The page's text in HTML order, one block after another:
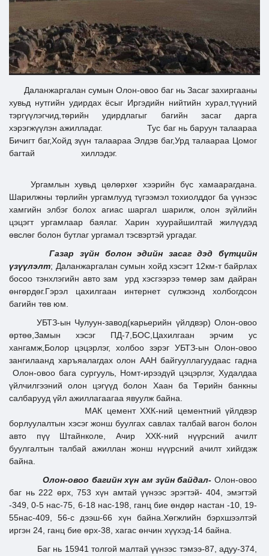
Ил тод байдал
Бодлого төлөвлөлт
Даланжаргалан сумын Олон-овоо баг нь Засаг захиргааны
хувьд нутгийн удирдах ёсыг Иргэдийн нийтийн хурал,түүний
тэргүүлэгчид,төрийн удирдлагыг багийн засаг дарга
хэрэгжүүлэн ажилладаг. Тус баг нь баруун талаараа
Бичигт баг,Хойд зүүн талаараа Элдэв баг,Урд талаараа Цомог
багтай хиллэдэг.
Ургамлын хувьд цөлөрхөг хээрийн бүс хамаарагдана.
Шарилжны төрлийн ургамлууд түгээмэл тохиолддог ба үүнээс
хамгийн элбэг болох агиас шаргал шарилж, олон зүйлийн
цэцэгт ургамлаар баялаг. Харин хуурайшилтай жилүүдэд
өвслөг болон бутлаг ургамал тэсвэртэй ургадаг.
Газар зүйн болон эдийн засаг дэд бүтцийн
үзүүлэлт; Даланжаргалан сумын хойд хэсэгт 12км-т байрлах
босоо тэнхлэгийн авто зам урд хэсгээрээ төмөр зам дайран
өнгөрдөг.Гэрэл цахилгаан интернет сүлжээнд холбогдсон
багийн төв юм.
УБТЗ-ын Чулуун-завод(карьерийн үйлдвэр) Олон-овоо
өртөө,Замын хэсэг ПД-7,БОС,Цахилгаан эрчим ус
хангамж,Болор цэцэрлэг, холбоо зэрэг УБТЗ-ын Олон-овоо
зангилаанд харъяалагдах олон ААН байгууллагуудаас гадна
Олон-овоо бага сургууль, Номт-ирээдүй цэцэрлэг, Худалдаа
үйлчилгээний олон цэгүүд болон Хаан ба Төрийн банкны
салбарууд үйл ажиллагаагаа явуулж байна.
МАК цемент ХХК-ний цементний үйлдвэр
борлуулалтын хэсэг жонш буулгах савлах талбай вагон болон
авто пүү Штайнколе, Ачир ХХК-ний нүүрсний ачилт
буулгалтын талбай ажиллан жонш нүүрсний ачилт хийгдэж
байна.
Олон-овоо багийн хүн ам зүйн байдал- Олон-овоо
баг нь 222 өрх, 753 хүн амтай үүнээс эрэгтэй- 404, эмэгтэй
-349, 0-5 нас-75, 6-18 нас-198, ганц бие өндөр настан -10, 19-
55нас-409, 56-с дээш-66 хүн байна.Хөгжлийн бэрхшээлтэй
иргэн 24, ганц бие өрх-38, хагас өнчин хүүхэд-14 байна.
Баг нь 15941 толгой малтай үүнээс тэмээ-87, адуу-374,